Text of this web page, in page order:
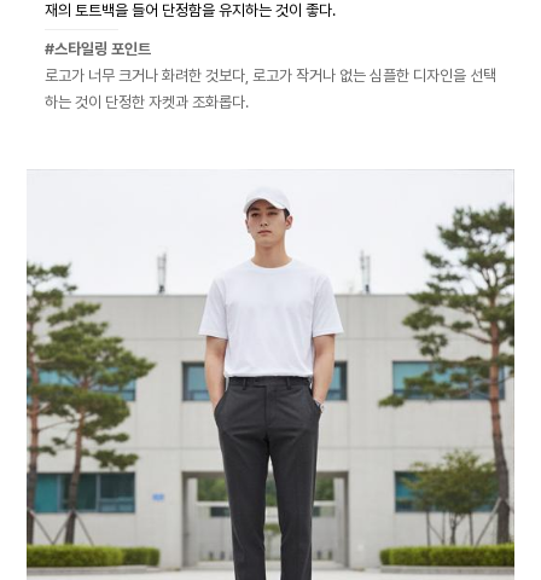
재의 토트백을 들어 단정함을 유지하는 것이 좋다.
#스타일링 포인트
로고가 너무 크거나 화려한 것보다, 로고가 작거나 없는 심플한 디자인을 선택
하는 것이 단정한 자켓과 조화롭다.